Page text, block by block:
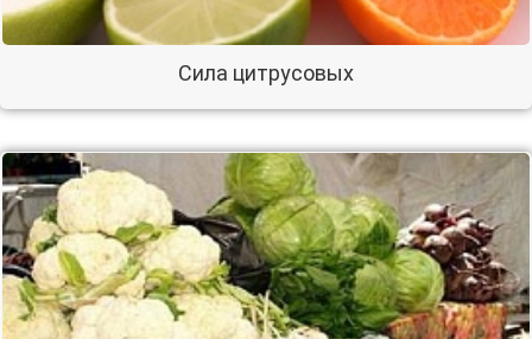
Сила цитрусовых